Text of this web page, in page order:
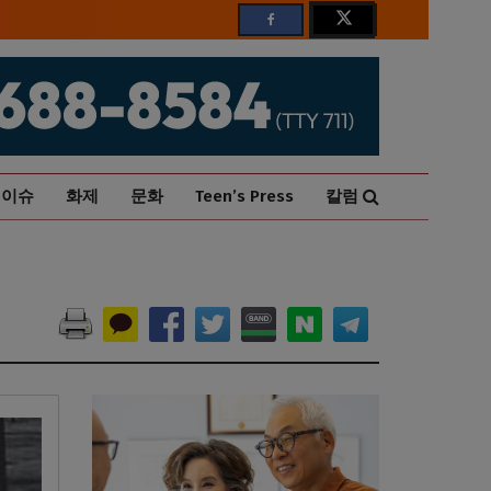
이슈 화제 문화 Teen’s Press 칼럼